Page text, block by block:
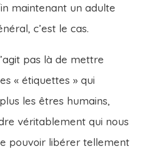
maintenant un adulte
c’est le cas.
pas là de mettre
« étiquettes » qui
les êtres humains,
véritablement qui nous
pouvoir libérer tellement